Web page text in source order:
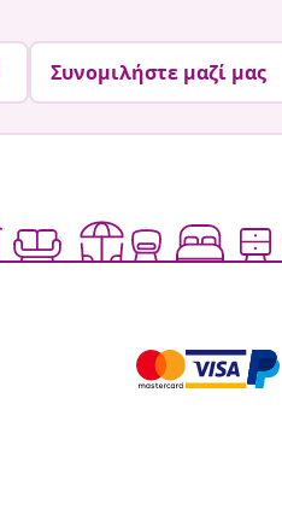
Συνομιλήστε μαζί μας